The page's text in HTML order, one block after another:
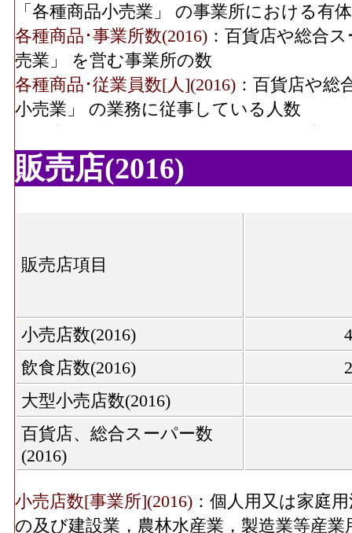
織物衣服･売り場面積
(2016)
飲食料･年間商品販売額
(2016)
19,300[
飲食料･事業所数(2016)
飲食料･売り場面積(2016)
額(2016)
機械器具･事業所数(2016)
機械器具･従業員数(2016)
機械器具･売り場面積
その他･事業所数(2016)
「各種商品小売業」 の事業所における有
各種商品･事業所数(2016) ：百貨店や総合
売業」 を営む事業所の数
各種商品･従業員数[人](2016) ：百貨店や総
小売業」 の業務に従事している人数
品小売業」 の商品を販売用に実際に使用
織物衣服･年間商品販売額[百万円](2016)：
織物衣服･事業所数(2016)
服地・寝具、男子服、婦人・子供服、靴
織物衣服･従業員数[人](2016)
：「織物・衣
服・服地・寝具、男子服、婦人・子供服
従事している人数
織物衣服･売り場面積[㎡](2016)
(呉服・服地・寝具、男子服、婦人・子供
を販売用に実際に使用する売場の延床面積
飲食料･年間商品販売額[百万円](2016)：「
品、野菜・果実、食肉、鮮魚、酒、菓子
ける有体商品の年間販売総額
販売店(2016)
販売店項目
小売店数(2016)
飲食店数(2016)
大型小売店数(2016)
百貨店、総合スーパー数
(2016)
小売店数[事業所](2016) ：個人用又は家庭
の及び建設業，農林水産業，製造業等産